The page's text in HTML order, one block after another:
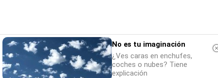
No es tu imaginación
¿Ves caras en enchufes,
coches o nubes? Tiene
explicación